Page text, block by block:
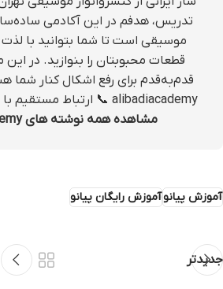
تدریس، هدفم در این آکادمی
موسیقی است تا شما بتوانید با لذت
قطعات محبوبتان را بنوازید. در
قدم‌به‌قدم برای رفع اشکال کنار شما
alibadiacademy 📞 ارتباط مستقیم با مدرس: ۰۹۱۲۸۵۱۹۹۲۹»
مشاهده همه نوشته های alibadiacademy
آموزش پیانوآموزش رایگان پیانو
جدیدتر